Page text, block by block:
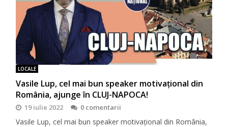
LOCALE
Vasile Lup, cel mai bun speaker motivaţional din
România, ajunge în CLUJ-NAPOCA!
19 iulie 2022 0 comentarii
Vasile Lup, cel mai bun speaker motivaţional din România,